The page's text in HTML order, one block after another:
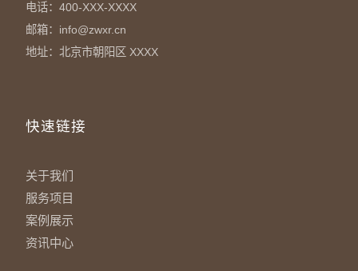
电话：400-XXX-XXXX
邮箱：info@zwxr.cn
地址：北京市朝阳区 XXXX
快速链接
关于我们
服务项目
案例展示
资讯中心